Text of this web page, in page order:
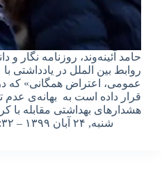
حامد آئینه‌وند، روزنامه نگار و
روابط بین الملل در یادداشتی
عمومی، اعتراض همگانی» که در
قرار داده است به بهانه‌ی عدم
هشدارهای بهداشتی مقابله با
شنبه, ۲۴ آبان ۱۳۹۹ – ۱۱:۳۲